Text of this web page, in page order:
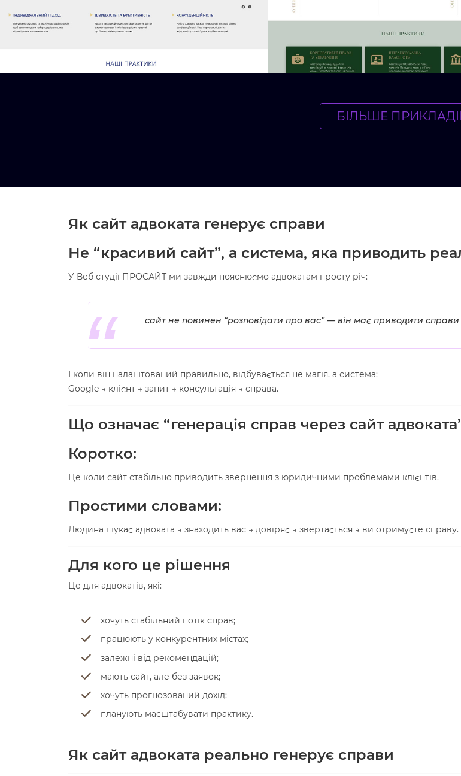
БІЛЬШЕ
Як сайт адвоката генерує справи
Не “красивий сайт”, а система, яка приводить
У Веб студії ПРОСАЙТ ми завжди пояснюємо адвокатам просту річ:
сайт не повинен “розповідати про вас” — він має приводити справи
І коли він налаштований правильно, відбувається не магія, а система:
Google → клієнт → запит → консультація → справа.
Що означає “генерація справ через сайт
Коротко:
Це коли сайт стабільно приводить звернення з юридичними проблемами клієнтів.
Простими словами:
Людина шукає адвоката → знаходить вас → довіряє → звертається → ви отримуєте справу.
Для кого це рішення
Це для адвокатів, які:
хочуть стабільний потік справ;
працюють у конкурентних містах;
залежні від рекомендацій;
мають сайт, але без заявок;
хочуть прогнозований дохід;
планують масштабувати практику.
Як сайт адвоката реально генерує справи